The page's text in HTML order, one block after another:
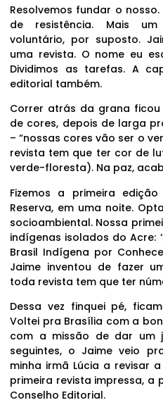
Resolvemos fundar o
de resistência. Mais
voluntário, por suposto.
uma revista. O nome eu
Dividimos as tarefas. A
editorial também.
Correr atrás da grana
de cores, depois de larga
– “nossas cores vão ser o
revista tem que ter cor de
verde-floresta). Na paz,
Fizemos a primeira
Reserva, em uma noite.
socioambiental. Nossa
indígenas isolados do Acre:
Brasil Indígena por
Jaime inventou de fazer
toda revista tem que ter
Dessa vez finquei pé,
Voltei pra Brasília com a
com a missão de dar um
seguintes, o Jaime veio
minha irmã Lúcia a revisar
primeira revista impressa,
Conselho Editorial.